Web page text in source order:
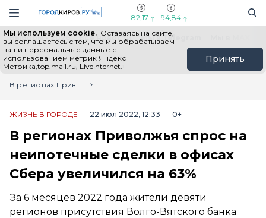
Навигация сайта
82,17 94,84
Мы используем cookie. Оставаясь на сайте,
вы соглашаетесь с тем, что мы обрабатываем
ваши персональные данные с
использованием метрик Яндекс
Метрика,top.mail.ru, LiveInternet.
Принять
Выборы - 2026 Все новости Мы в Telegram
Главная
Лента новостей
В регионах Приволжья спрос на неипотечные сделки в офисах Сбера увеличился на 63%
ЖИЗНЬ В ГОРОДЕ 22 июл 2022, 12:33 0+
В регионах Приволжья спрос на
неипотечные сделки в офисах
Сбера увеличился на 63%
За 6 месяцев 2022 года жители девяти
регионов присутствия Волго-Вятского банка